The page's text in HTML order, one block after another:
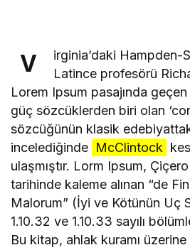
V
irginia’daki Hampden-
Latince profesörü
Lorem Ipsum pasajında geçen
güç sözcüklerden biri olan
sözcüğünün klasik
incelediğinde McClintock
ulaşmıştır. Lorm Ipsum,
tarihinde kaleme alınan “de
Malorum” (İyi ve Kötünün Uç
1.10.32 ve 1.10.33 sayılı
Bu kitap, ahlak kuramı